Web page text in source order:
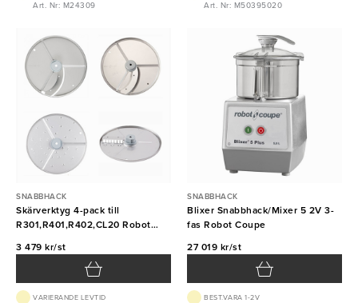
Art. Nr: M24309 Art. Nr: M50395020
SNABBHACK
Skärverktyg 4-pack till
R301,R401,R402,CL20 Robot
3 479 kr/st
VARIERANDE LEVTID
SNABBHACK
Blixer Snabbhack/Mixer 5 2V 3-
fas Robot Coupe
27 019 kr/st
BEST.VARA 1-2V